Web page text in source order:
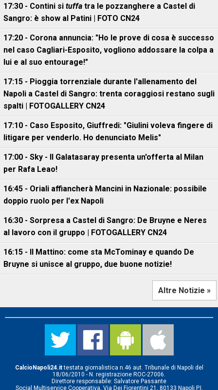
17:30 - Contini si tuffa tra le pozzanghere a Castel di
Sangro: è show al Patini | FOTO CN24
17:20 - Corona annuncia: "Ho le prove di cosa è successo
nel caso Cagliari-Esposito, vogliono addossare la colpa a
lui e al suo entourage!"
17:15 - Pioggia torrenziale durante l'allenamento del
Napoli a Castel di Sangro: trenta coraggiosi restano sugli
spalti | FOTOGALLERY CN24
17:10 - Caso Esposito, Giuffredi: "Giulini voleva fingere di
litigare per venderlo. Ho denunciato Melis"
17:00 - Sky - Il Galatasaray presenta un'offerta al Milan
per Rafa Leao!
16:45 - Oriali affiancherà Mancini in Nazionale: possibile
doppio ruolo per l'ex Napoli
16:30 - Sorpresa a Castel di Sangro: De Bruyne e Neres
al lavoro con il gruppo | FOTOGALLERY CN24
16:15 - Il Mattino: come sta McTominay e quando De
Bruyne si unisce al gruppo, due buone notizie!
Altre Notizie »
CalcioNapoli24.ittestata giornalistica n.46 aut. Tribunale di Napoli del
18/06/2010 - N. registrazione ROC-27006.
Direttore responsabile: Salvatore Passante
Social Multiservice Cooperativa, Via Dei Fiorentini 21, 80133 Napoli P.I.